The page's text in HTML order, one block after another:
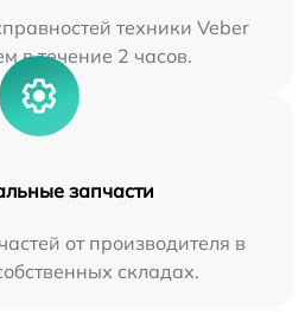
техники Veber
в течение 2 часов.
запчасти
от производителя в
складах.